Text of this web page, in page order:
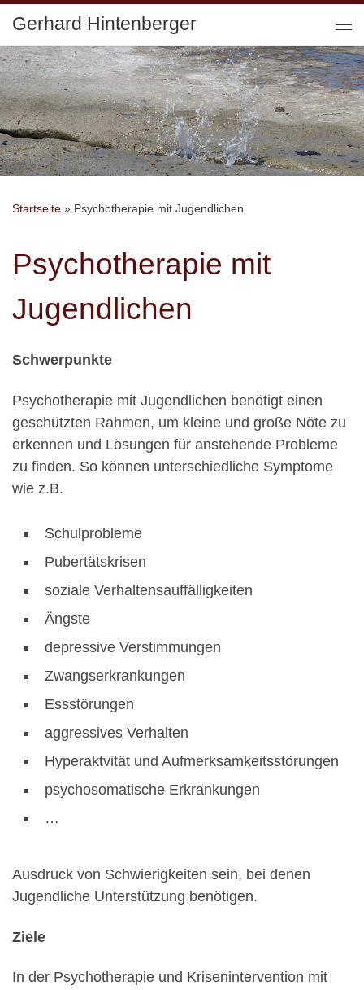
Zum Inhalt springen
Gerhard Hintenberger
Startseite » Psychotherapie mit Jugendlichen
Psychotherapie mit
Jugendlichen
Schwerpunkte
Psychotherapie mit Jugendlichen benötigt einen
geschützten Rahmen, um kleine und große Nöte zu
erkennen und Lösungen für anstehende Probleme
zu finden. So können unterschiedliche Symptome
wie z.B.
Schulprobleme
Pubertätskrisen
soziale Verhaltensauffälligkeiten
Ängste
depressive Verstimmungen
Zwangserkrankungen
Essstörungen
aggressives Verhalten
Hyperaktvität und Aufmerksamkeitsstörungen
psychosomatische Erkrankungen
…
Ausdruck von Schwierigkeiten sein, bei denen
Jugendliche Unterstützung benötigen.
Ziele
In der Psychotherapie und Krisenintervention mit